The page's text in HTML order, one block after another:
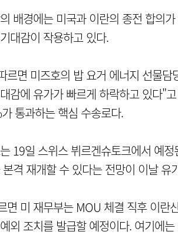
배경에는 미국과 이란의 종전 합의
대감이 작용하고 있다.
르면 미즈호의 밥 요거 에너지 선물
감에 유가가 빠르게 하락하고 있다"
통과하는 핵심 수송로다.
19일 스위스 뷔르겐슈토크에서 예
격 재개할 수 있다는 전망이 이날 유
면 미 재무부는 MOU 체결 직후 이란
외 조치를 발급할 예정이다. 여기에